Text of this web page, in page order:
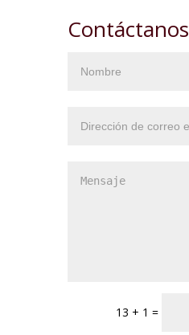
Contáctanos
13 + 1 =